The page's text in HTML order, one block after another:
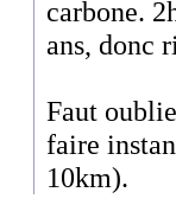
carbone.
ans, donc
Faut
faire
10km).